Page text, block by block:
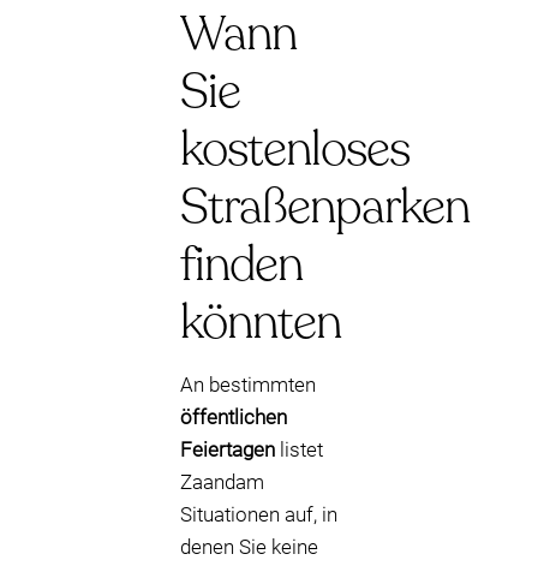
Wann
Sie
kostenloses
Straßenparken
finden
könnten
An bestimmten
öffentlichen
Feiertagen listet
Zaandam
Situationen auf, in
denen Sie keine